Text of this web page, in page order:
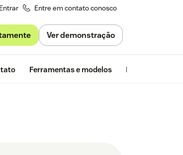
Entrar Entre em contato conosco
Ver demonstração
Ferramentas e modelos Insights da